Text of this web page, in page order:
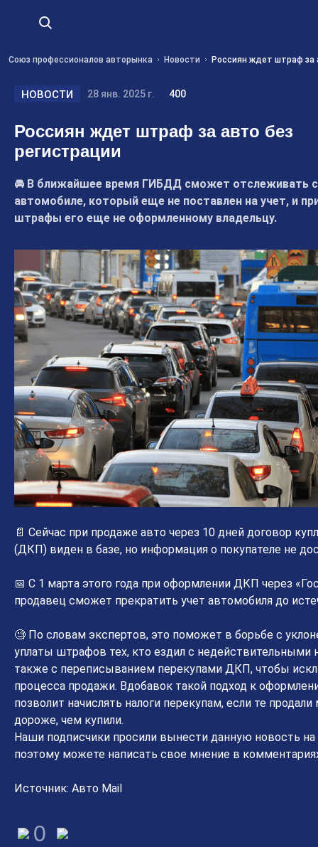
Союз профессионалов авторынка Новости Россиян ждет штраф за
НОВОСТИ 28 янв. 2025 г. 400
Россиян ждет штраф за авто без
регистрации
🚘 В ближайшее время ГИБДД сможет отслеживать
автомобиле, который еще не поставлен на учет, и
штрафы его еще не оформленному владельцу.
📄 Сейчас при продаже авто через 10 дней договор
(ДКП) виден в базе, но информация о покупателе не
📅 С 1 марта этого года при оформлении ДКП через
продавец сможет прекратить учет автомобиля до
🧐 По словам экспертов, это поможет в борьбе с
уплаты штрафов тех, кто ездил с недействительными
также с переписыванием перекупами ДКП, чтобы
процесса продажи. Вдобавок такой подход к
позволит начислять налоги перекупам, если те
дороже, чем купили.
Наши подписчики просили вынести данную новость
поэтому можете написать свое мнение в комментариях
Источник: Авто Mail
0